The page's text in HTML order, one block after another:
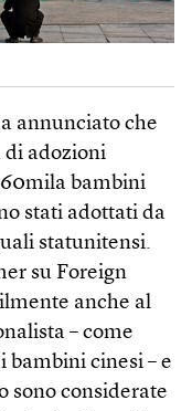
annunciato che
di adozioni
bambini
stati adottati da
statunitensi.
su Foreign
anche al
– come
bambini cinesi – e
sono considerate